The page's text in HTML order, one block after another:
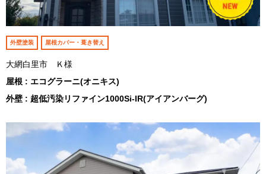
外壁塗装 屋根カバー・葺き替え
大網白里市 Ｋ様
屋根 : エコグラーニ(オニキス)
外壁 : 超低汚染リファイン1000Si-IR(アイアンバーグ)